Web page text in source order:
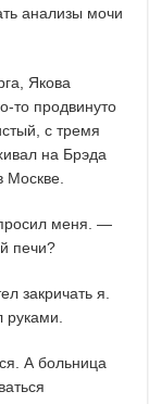
анализы мочи
Якова
то продвинуто
с тремя
на Брэда
Москве.
меня. —
печи?
закричать я.
руками.
А больница